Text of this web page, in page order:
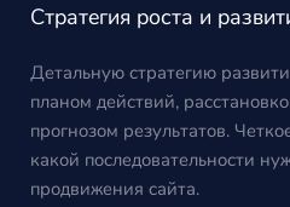
Стратегия роста и
Детальную стратегию
планом действий,
прогнозом результатов.
какой последовательности
продвижения сайта.